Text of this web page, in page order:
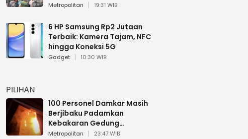
Metropolitan 19:31 WIB
6 HP Samsung Rp2 Jutaan
Terbaik: Kamera Tajam, NFC
hingga Koneksi 5G
Gadget 10:30 WIB
PILIHAN
100 Personel Damkar Masih
Berjibaku Padamkan
Kebakaran Gedung
Bapenda DKI
Metropolitan 23:47 WIB